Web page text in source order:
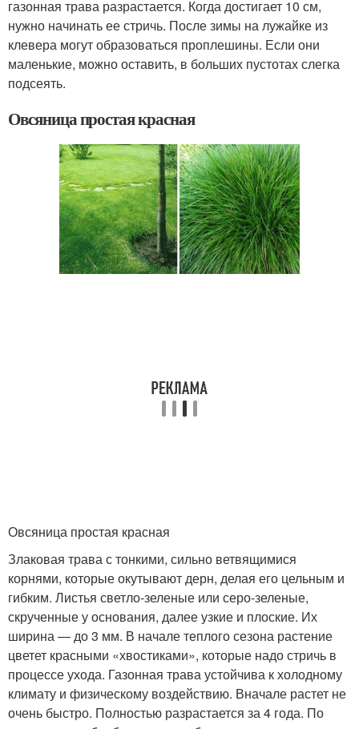
газонная трава разрастается. Когда достигает 10 см,
нужно начинать ее стричь. После зимы на лужайке из
клевера могут образоваться проплешины. Если они
маленькие, можно оставить, в больших пустотах слегка
подсеять.
Овсяница простая красная
Овсяница простая красная
Злаковая трава с тонкими, сильно ветвящимися
корнями, которые окутывают дерн, делая его цельным и
гибким. Листья светло-зеленые или серо-зеленые,
скрученные у основания, далее узкие и плоские. Их
ширина — до 3 мм. В начале теплого сезона растение
цветет красными «хвостиками», которые надо стричь в
процессе ухода. Газонная трава устойчива к холодному
климату и физическому воздействию. Вначале растет не
очень быстро. Полностью разрастается за 4 года. По